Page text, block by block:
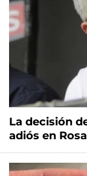
La decisión
adiós en